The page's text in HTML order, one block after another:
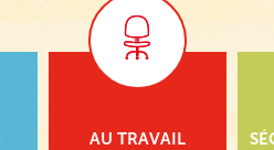
AU TRAVAIL